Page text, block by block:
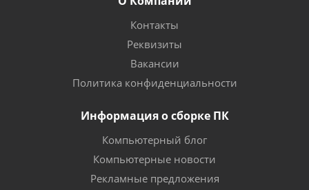
Контакты
Реквизиты
Вакансии
Политика конфиденциальности
Информация о сборке ПК
Компьютерный блог
Компьютерные новости
Рекламные предложения